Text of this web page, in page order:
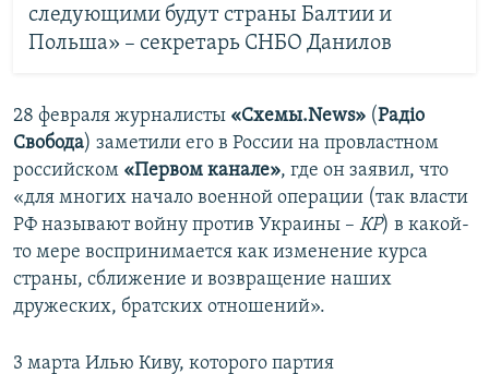
следующими будут страны Балтии и
Польша» – секретарь СНБО Данилов
28 февраля журналисты «Схемы.News» (Радіо
Свобода) заметили его в России на провластном
российском «Первом канале», где он заявил, что
«для многих начало военной операции (так власти
РФ называют войну против Украины – КР) в какой-
то мере воспринимается как изменение курса
страны, сближение и возвращение наших
дружеских, братских отношений».
3 марта Илью Киву, которого партия